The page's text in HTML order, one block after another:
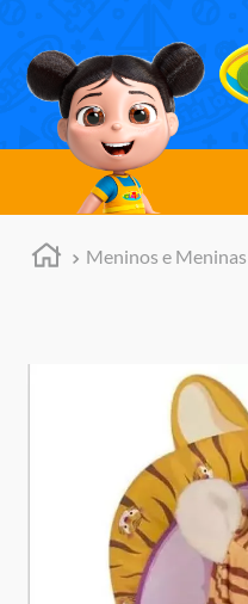
Meninos e Meninas
TERMOS MAIS BUSCADOS
meninos
marvel legends
barbie
rainbow high